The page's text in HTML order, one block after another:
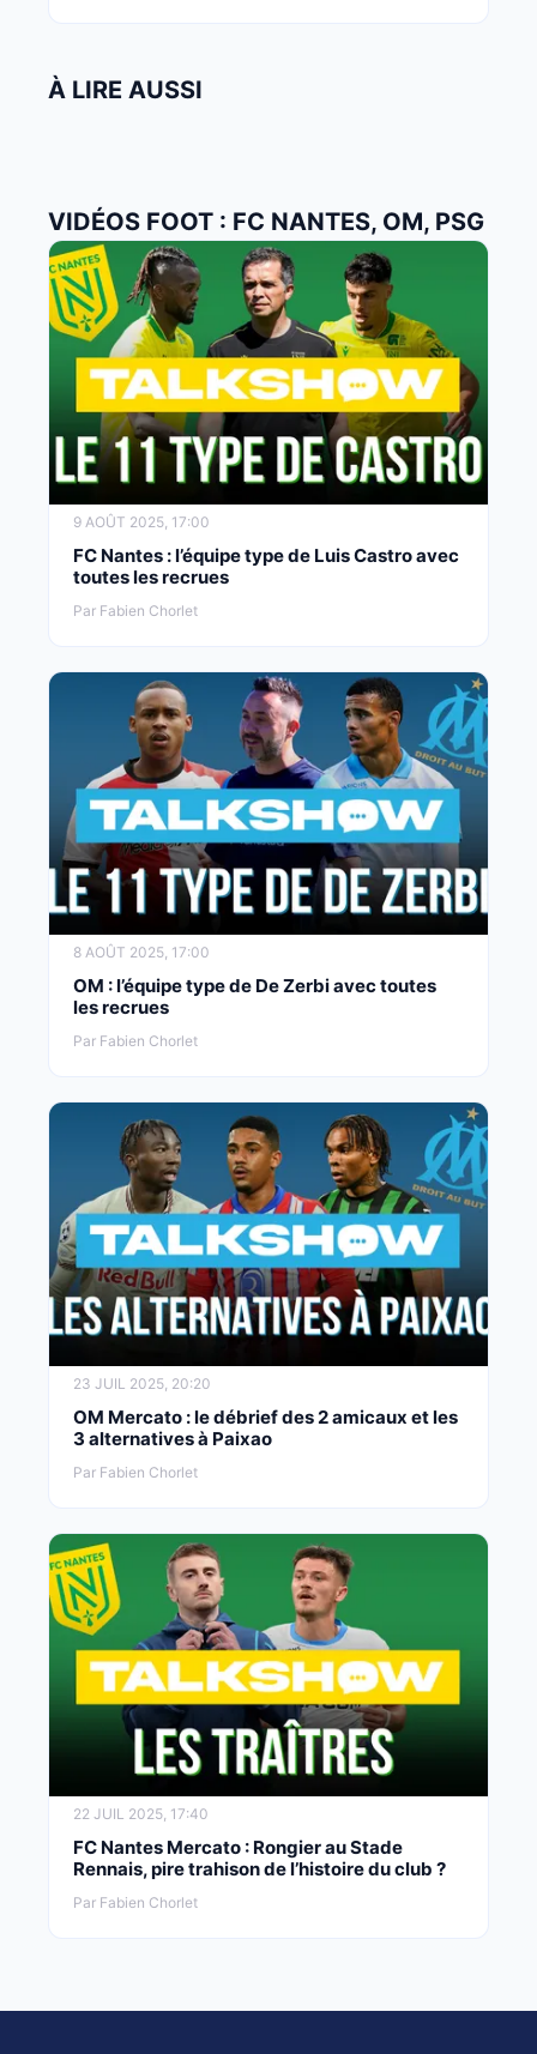
À LIRE AUSSI
VIDÉOS FOOT : FC NANTES, OM, PSG
9 AOÛT 2025, 17:00
FC Nantes : l’équipe type de Luis Castro avec
toutes les recrues
Par Fabien Chorlet
8 AOÛT 2025, 17:00
OM : l’équipe type de De Zerbi avec toutes
les recrues
Par Fabien Chorlet
23 JUIL 2025, 20:20
OM Mercato : le débrief des 2 amicaux et les
3 alternatives à Paixao
Par Fabien Chorlet
22 JUIL 2025, 17:40
FC Nantes Mercato : Rongier au Stade
Rennais, pire trahison de l’histoire du club ?
Par Fabien Chorlet